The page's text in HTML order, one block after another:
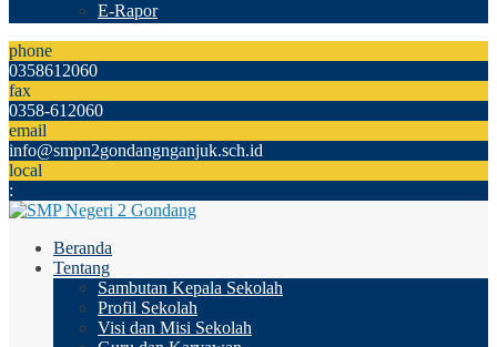
E-Rapor
phone
0358612060
fax
0358-612060
email
info@smpn2gondangnganjuk.sch.id
local
:
Beranda
Tentang
Sambutan Kepala Sekolah
Profil Sekolah
Visi dan Misi Sekolah